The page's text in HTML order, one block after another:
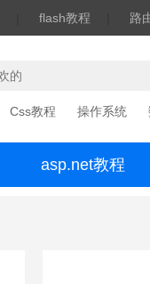
flash教程 路
Css教程 操作系统
asp.net教程